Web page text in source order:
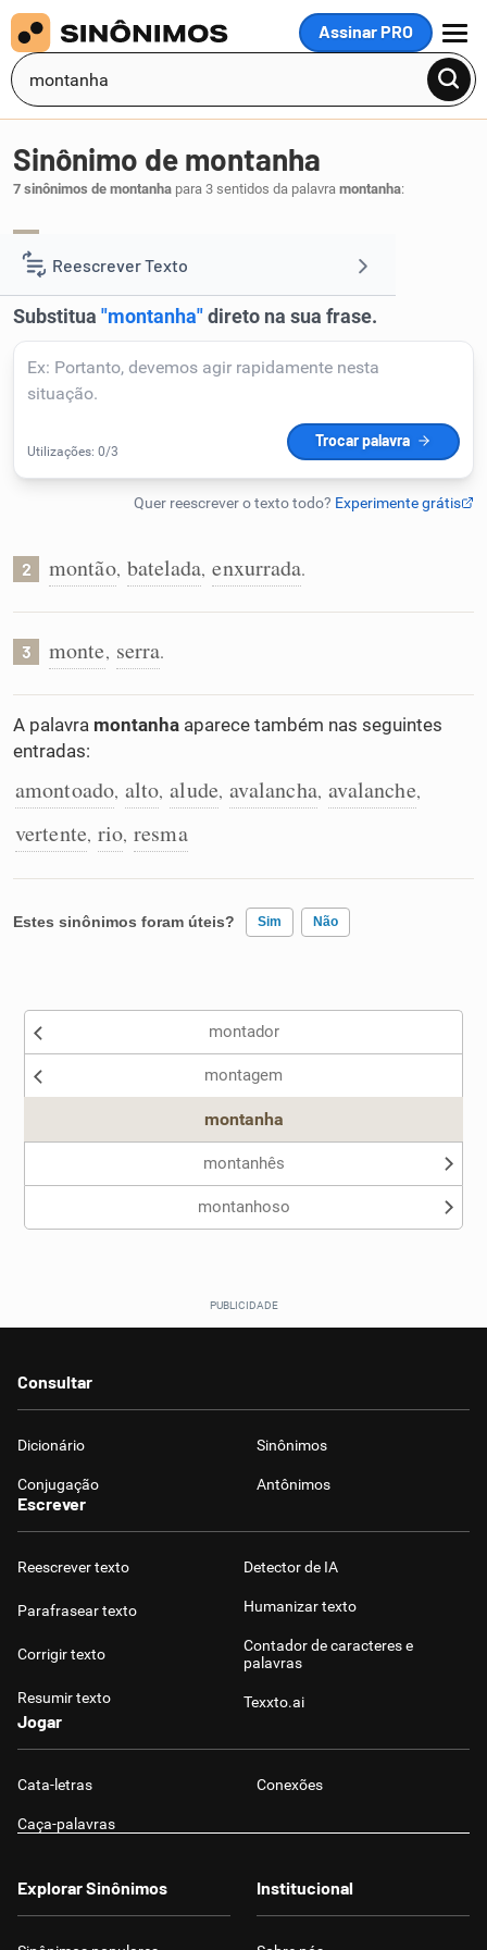
Assinar PRO
MENU
Reescrever Texto
Resumir Texto
Corrigir Texto
Detector de IA
Humanizador de IA
Conexões
Caça-palavras
Dicionário
Sinônimo de montanha
7 sinônimos de montanha para 3 sentidos da palavra montanha:
2 montão, batelada, enxurrada.
3 monte, serra.
A palavra montanha aparece também nas seguintes
entradas:
amontoado, alto, alude, avalancha, avalanche,
vertente, rio, resma
Estes sinônimos foram úteis? Sim Não
Nenhum dos sinônimos apresentados me ajudou
montador
montagem
montanha
montanhês
montanhoso
Consultar
Dicionário Sinônimos
Conjugação Antônimos
Escrever
Reescrever texto
Parafrasear texto
Corrigir texto
Resumir texto
Detector de IA
Humanizar texto
Contador de caracteres e
palavras
Texxto.ai
Jogar
Cata-letras Conexões
Caça-palavras
Explorar Sinônimos Institucional